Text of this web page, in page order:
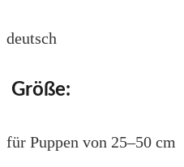
deutsch
Größe:
für Puppen von 25–50 cm